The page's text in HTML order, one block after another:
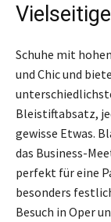
Schuhe mit
und Chic und
Bleistiftabsatz,
gewisse Etwas.
das Business-
perfekt für eine
besonders
Besuch in Oper